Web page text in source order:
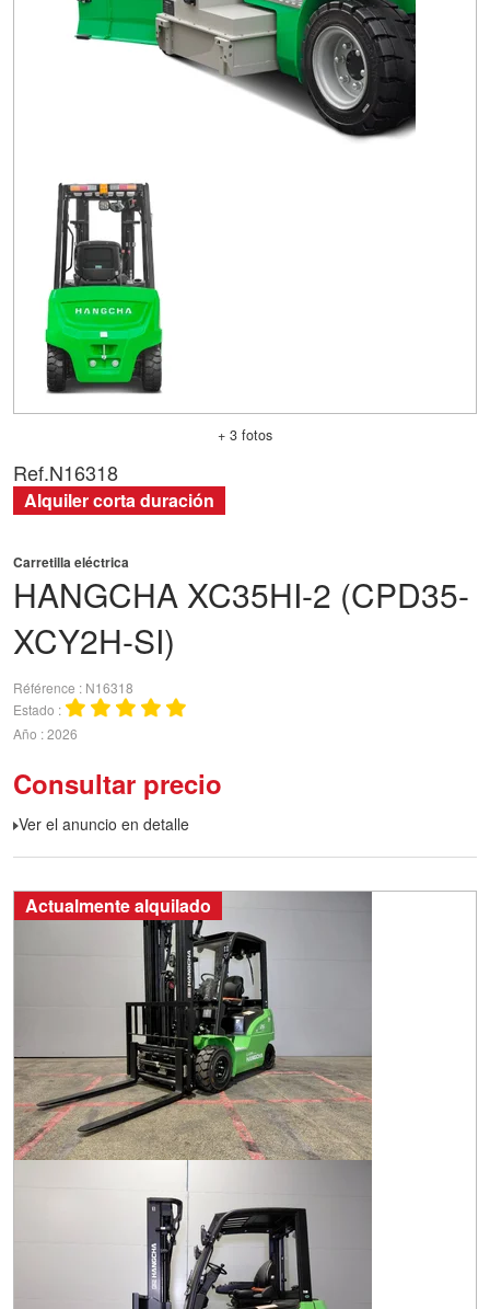
+ 3 fotos
HANGCHA XC35HI-2 (CPD35-
XCY2H-SI)
Carretilla eléctrica
Référence
N16318
Estado
Año 2026
Consultar precio
Ver el anuncio en detalle
Ref.N16318
Alquiler corta duración
Actualmente alquilado